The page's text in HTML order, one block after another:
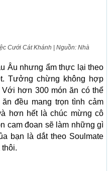
Cưới Cát Khánh | Nguồn: Nhà
Âu nhưng ẩm thực lại theo
Tưởng chừng không hợp
hơn 300 món ăn có thể
đều mang trọn tình cảm
hơn hết là chúc mừng cô
cam đoan sẽ làm những gì
bạn là dắt theo Soulmate